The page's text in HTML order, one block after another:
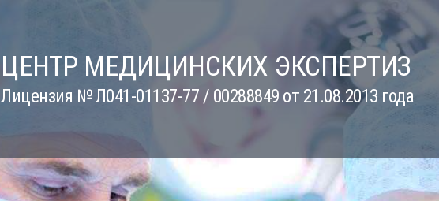
ЦЕНТР МЕДИЦИНСКИХ ЭКСПЕРТИЗ
Лицензия № Л041-01137-77 / 00288849 от 21.08.2013 года